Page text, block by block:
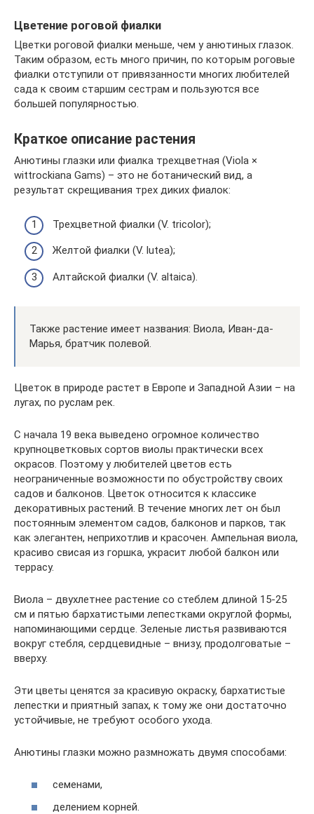
Цветение роговой фиалки
Цветки роговой фиалки меньше, чем у анютиных глазок.
Таким образом, есть много причин, по которым роговые
фиалки отступили от привязанности многих любителей
сада к своим старшим сестрам и пользуются все
большей популярностью.
Краткое описание растения
Анютины глазки или фиалка трехцветная (Viola ×
wittrockiana Gams) – это не ботанический вид, а
результат скрещивания трех диких фиалок:
Трехцветной фиалки (V. tricolor);
Желтой фиалки (V. lutea);
Алтайской фиалки (V. altaica).
Также растение имеет названия: Виола, Иван-да-
Марья, братчик полевой.
Цветок в природе растет в Европе и Западной Азии – на
лугах, по руслам рек.
С начала 19 века выведено огромное количество
крупноцветковых сортов виолы практически всех
окрасов. Поэтому у любителей цветов есть
неограниченные возможности по обустройству своих
садов и балконов. Цветок относится к классике
декоративных растений. В течение многих лет он был
постоянным элементом садов, балконов и парков, так
как элегантен, неприхотлив и красочен. Ампельная виола,
красиво свисая из горшка, украсит любой балкон или
террасу.
Виола – двухлетнее растение со стеблем длиной 15-25
см и пятью бархатистыми лепестками округлой формы,
напоминающими сердце. Зеленые листья развиваются
вокруг стебля, сердцевидные – внизу, продолговатые –
вверху.
Эти цветы ценятся за красивую окраску, бархатистые
лепестки и приятный запах, к тому же они достаточно
устойчивые, не требуют особого ухода.
Анютины глазки можно размножать двумя способами:
семенами,
делением корней.